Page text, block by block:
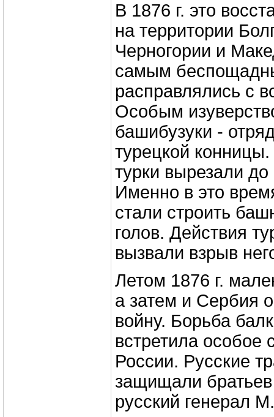
В 1876 г. это
на территории
Черногории и
самым
расправлялись с
Особым
башибузуки -
турецкой
турки вырезали
Именно в это
стали строить
голов. Действия
вызвали взрыв
Летом 1876 г.
а затем и Сербия
войну. Борьба
встретила особое
России. Русские
защищали
русский генерал